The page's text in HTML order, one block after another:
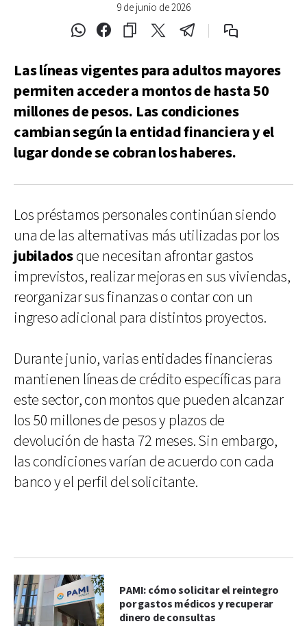
9 de junio de 2026
Las líneas vigentes para adultos mayores
permiten acceder a montos de hasta 50
millones de pesos. Las condiciones
cambian según la entidad financiera y el
lugar donde se cobran los haberes.
Los préstamos personales continúan siendo
una de las alternativas más utilizadas por los
jubiladosque necesitan afrontar gastos
imprevistos, realizar mejoras en sus viviendas,
reorganizar sus finanzas o contar con un
ingreso adicional para distintos proyectos.
Durante junio, varias entidades financieras
mantienen líneas de crédito específicas para
este sector, con montos que pueden alcanzar
los 50 millones de pesos y plazos de
devolución de hasta 72 meses. Sin embargo,
las condiciones varían de acuerdo con cada
banco y el perfil del solicitante.
PAMI: cómo solicitar el reintegro
por gastos médicos y recuperar
dinero de consultas